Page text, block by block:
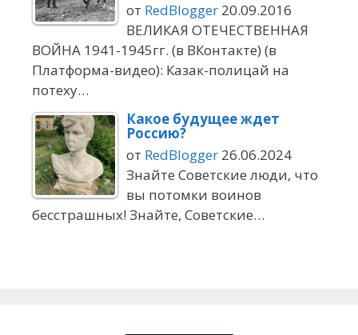
от RedBlogger 20.09.2016
ВЕЛИКАЯ ОТЕЧЕСТВЕННАЯ
ВОЙНА 1941-1945гг. (в ВКонтакте) (в
Платформа-видео): Казак-полицай на
потеху…
Какое будущее ждет
Россию?
от RedBlogger 26.06.2024
Знайте Советские люди, что
вы потомки воинов
бесстрашных! Знайте, Советские…